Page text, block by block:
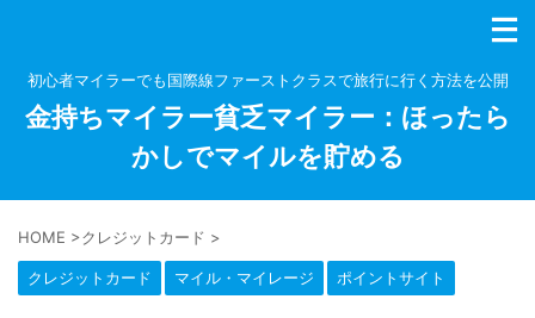
初心者マイラーでも国際線ファーストクラスで旅行に行く方法を公開
金持ちマイラー貧乏マイラー：ほったら
かしでマイルを貯める
HOME >クレジットカード >
クレジットカード マイル・マイレージ ポイントサイト